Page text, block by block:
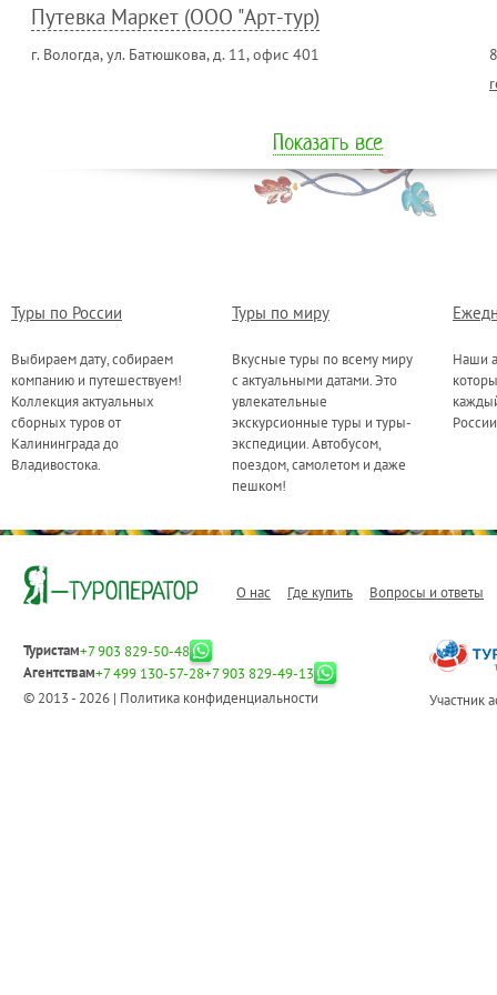
Путевка Маркет (ООО "Арт-тур)
г. Вологда, ул. Батюшкова, д. 11, офис 401
Показать все
Туры по России
Выбираем дату, собираем
компанию и путешествуем!
Коллекция актуальных
сборных туров от
Калининграда до
Владивостока.
Туры по миру
Вкусные туры по всему миру
с актуальными датами. Это
увлекательные
экскурсионные туры и туры-
экспедиции. Автобусом,
поездом, самолетом и даже
пешком!
Наши
О нас Где купить Вопросы и ответы
Туристам+7 903 829-50-48
Агентствам+7 499 130-57-28+7 903 829-49-13
© 2013 - 2026 | Политика конфиденциальности Участник